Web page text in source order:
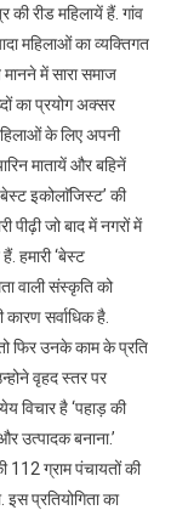
की रीड महिलायें हैं. गांव
महिलाओं का व्यक्तिगत
में सारा समाज
का प्रयोग अक्सर
के लिए अपनी
मातायें और बहिनें
इकोलाॅजिस्ट’ की
पीढ़ी जो बाद में नगरों में
हमारी ‘बेस्ट
वाली संस्कृति को
कारण सर्वाधिक है.
फिर उनके काम के प्रति
वृहद स्तर पर
विचार है ‘पहाड़ की
उत्पादक बनाना.’
112 ग्राम पंचायतों की
इस प्रतियोगिता का